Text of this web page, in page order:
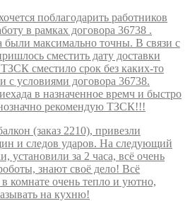
поблагодарить работников
в рамках договора 36738 .
были максимально точны. В связи с
сместить дату доставки
сместило срок без каких-то
с условиями договора 36738.
в назначенное времч и быстро
рекомендую ТЗСК!!!
(заказ 2210), привезли
и следов ударов. На следующий
установили за 2 часа, всё очень
знают своё дело! Всё
комнате очень тепло и уютно,
на кухню!